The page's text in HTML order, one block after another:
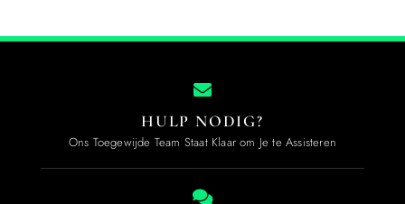
HULP NODIG?
Ons Toegewijde Team Staat Klaar om Je te Assisteren